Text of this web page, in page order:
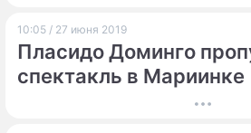
10:05 / 27 июня 2019
Пласидо Доминго
спектакль в Мариинке